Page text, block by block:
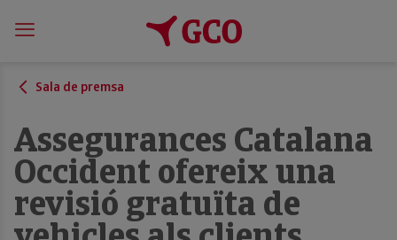
Sala de premsa
Assegurances Catalana
Occident ofereix una
revisió gratuïta de